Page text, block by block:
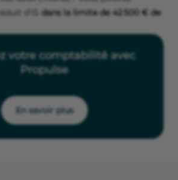
d’IS dans la limite de 42 500 € de
votre comptabilité avec
Propulse
En savoir plus